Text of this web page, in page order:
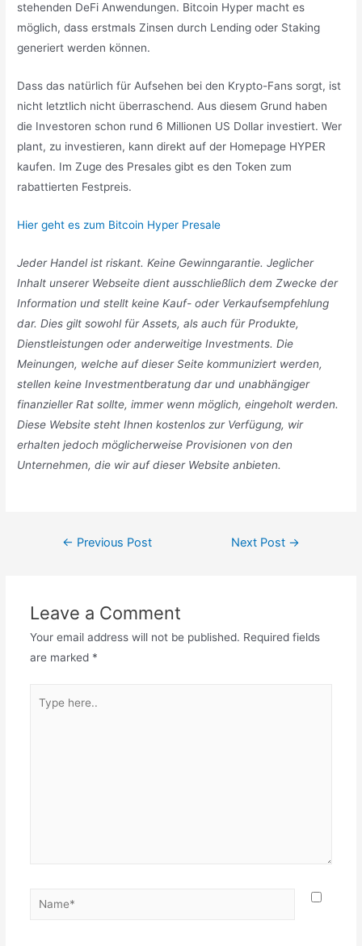
stehenden DeFi Anwendungen. Bitcoin Hyper macht es
möglich, dass erstmals Zinsen durch Lending oder Staking
generiert werden können.
Dass das natürlich für Aufsehen bei den Krypto-Fans sorgt, ist
nicht letztlich nicht überraschend. Aus diesem Grund haben
die Investoren schon rund 6 Millionen US Dollar investiert. Wer
plant, zu investieren, kann direkt auf der Homepage HYPER
kaufen. Im Zuge des Presales gibt es den Token zum
rabattierten Festpreis.
Hier geht es zum Bitcoin Hyper Presale
Jeder Handel ist riskant. Keine Gewinngarantie. Jeglicher
Inhalt unserer Webseite dient ausschließlich dem Zwecke der
Information und stellt keine Kauf- oder Verkaufsempfehlung
dar. Dies gilt sowohl für Assets, als auch für Produkte,
Dienstleistungen oder anderweitige Investments. Die
Meinungen, welche auf dieser Seite kommuniziert werden,
stellen keine Investmentberatung dar und unabhängiger
finanzieller Rat sollte, immer wenn möglich, eingeholt werden.
Diese Website steht Ihnen kostenlos zur Verfügung, wir
erhalten jedoch möglicherweise Provisionen von den
Unternehmen, die wir auf dieser Website anbieten.
Post← Previous Post Next Post →
Leave a Comment
Your email address will not be published. Required fields
are marked *
here..
Name*